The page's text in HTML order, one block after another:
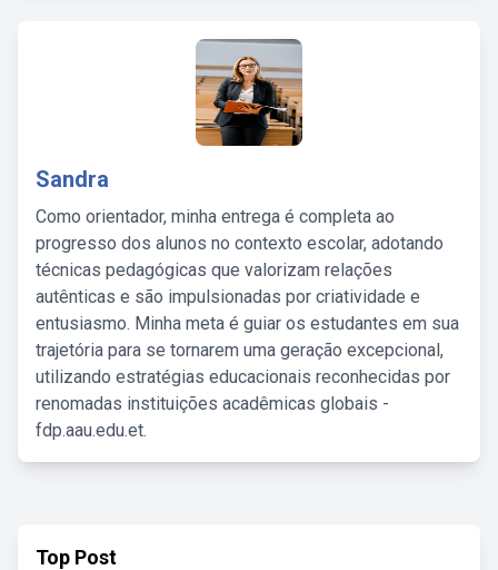
Sandra
Como orientador, minha entrega é completa ao
progresso dos alunos no contexto escolar, adotando
técnicas pedagógicas que valorizam relações
autênticas e são impulsionadas por criatividade e
entusiasmo. Minha meta é guiar os estudantes em sua
trajetória para se tornarem uma geração excepcional,
utilizando estratégias educacionais reconhecidas por
renomadas instituições acadêmicas globais -
fdp.aau.edu.et.
Top Post